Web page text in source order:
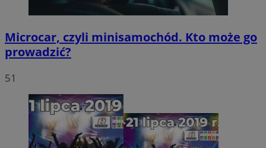
Microcar, czyli minisamochód. Kto może go
prowadzić?
51